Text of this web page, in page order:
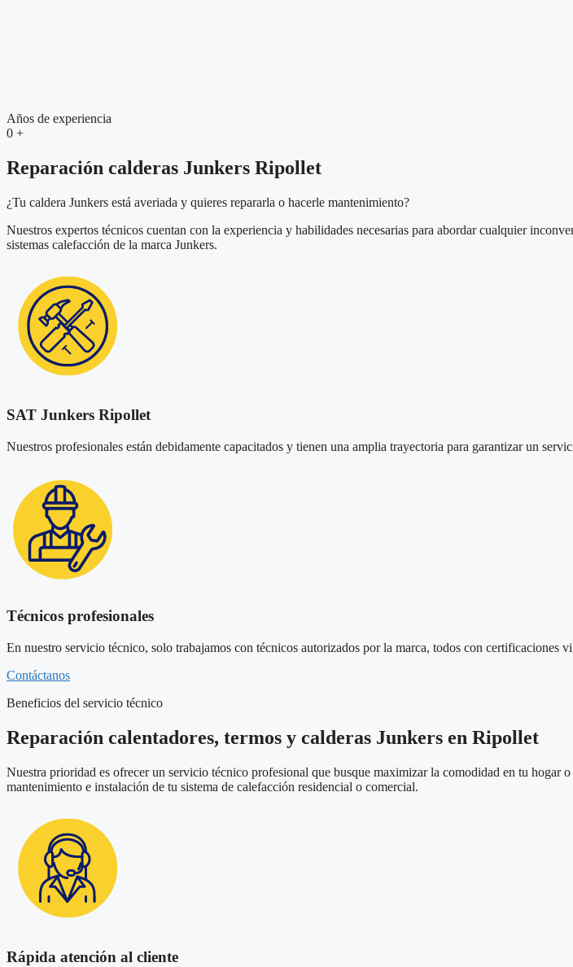
Años de experiencia
0 +
Reparación calderas Junkers Ripollet
¿Tu caldera Junkers está averiada y quieres repararla o hacerle mantenimiento?
Nuestros expertos técnicos cuentan con la experiencia y habilidades necesarias para abordar cualquier
sistemas calefacción de la marca Junkers.
SAT Junkers Ripollet
Nuestros profesionales están debidamente capacitados y tienen una amplia trayectoria para garantizar un
Técnicos profesionales
En nuestro servicio técnico, solo trabajamos con técnicos autorizados por la marca, todos con certificaciones
Contáctanos
Beneficios del servicio técnico
Reparación calentadores, termos y calderas Junkers en Ripollet
Nuestra prioridad es ofrecer un servicio técnico profesional que busque maximizar la comodidad en tu hogar
mantenimiento e instalación de tu sistema de calefacción residencial o comercial.
Rápida atención al cliente